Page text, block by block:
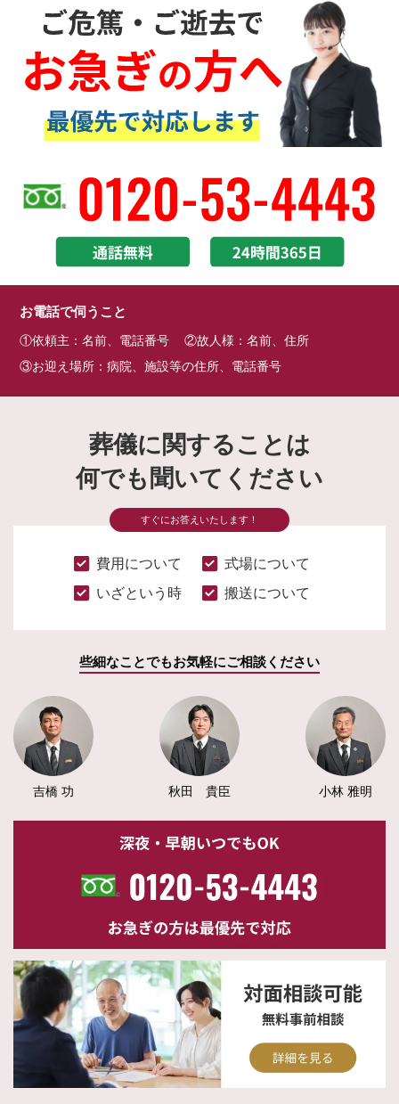
お電話で伺うこと
①依頼主：名前、電話番号
②故人様：名前、住所
③お迎え場所：病院、施設等の住所、電話番号
葬儀に関することは
何でも聞いてください
すぐにお答えいたします！
費用について
式場について
いざという時
搬送について
些細なことでもお気軽にご相談ください
吉橋 功 秋田 貴臣 小林 雅明